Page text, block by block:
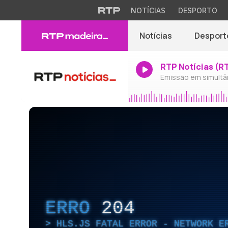
NOTÍCIAS DESPORTO
Notícias
RTP Notícias
Emissão em
ERRO 204
HLS.JS FATAL ERROR - NETWORK